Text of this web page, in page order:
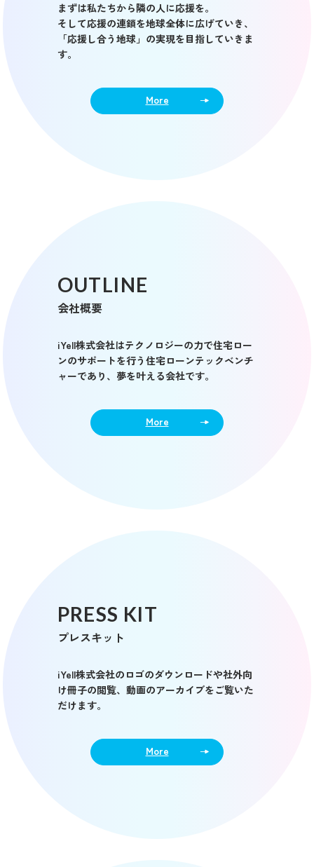
まずは私たちから隣の人に応援を。
そして応援の連鎖を地球全体に広げていき、
「応援し合う地球」の実現を目指していきま
す。
More
OUTLINE
会社概要
iYell株式会社はテクノロジーの力で住宅ロー
ンのサポートを行う住宅ローンテックベンチ
ャーであり、夢を叶える会社です。
More
PRESS KIT
プレスキット
iYell株式会社のロゴのダウンロードや社外向
け冊子の閲覧、動画のアーカイブをご覧いた
だけます。
More